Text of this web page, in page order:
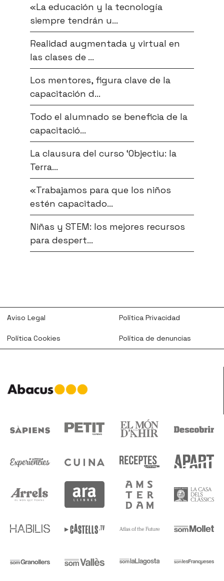
«La educación y la tecnología
siempre tendrán u...
Realidad augmentada y virtual en
las clases de ...
Los mentores, figura clave de la
capacitación d...
Todo el alumnado se beneficia de la
capacitació...
La clausura del curso ‘Objectiu: la
Terra...
«Trabajamos para que los niños
estén capacitado...
Niñas y STEM: los mejores recursos
para despert...
Aviso Legal Política Privacidad
Política Cookies Política de denuncias